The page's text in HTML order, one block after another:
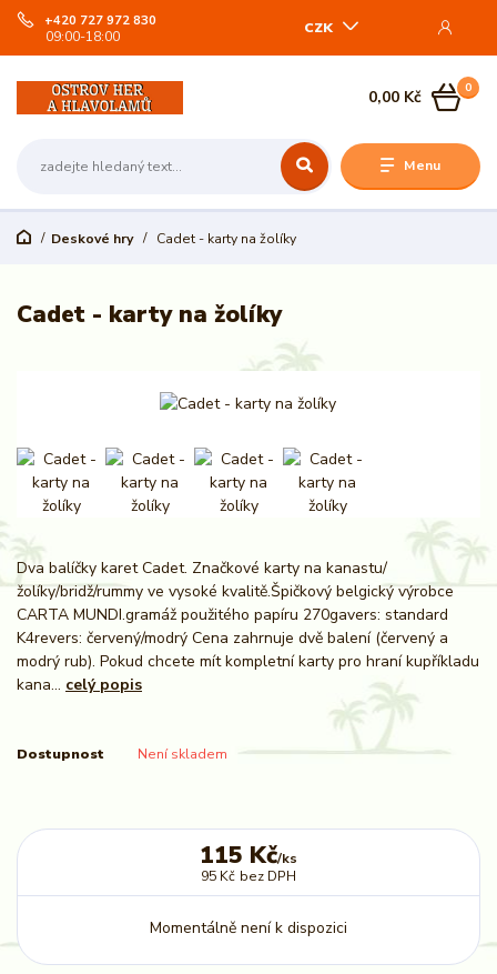
Menu
CZK
+420 727 972 830
09:00-18:00
0
0,00 Kč
Deskové hry Cadet - karty na žolíky
Cadet - karty na žolíky
Dva balíčky karet Cadet. Značkové karty na kanastu/
žolíky/bridž/rummy ve vysoké kvalitě.Špičkový belgický výrobce
CARTA MUNDI.gramáž použitého papíru 270gavers: standard
K4revers: červený/modrý Cena zahrnuje dvě balení (červený a
modrý rub). Pokud chcete mít kompletní karty pro hraní kupříkladu
kana... celý popis
Dostupnost Není skladem
115 Kč/ks
95 Kč bez DPH
Momentálně není k dispozici